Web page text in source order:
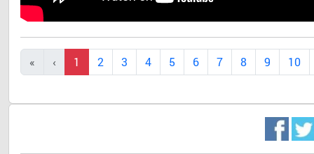
1 2 3 4 5 6 7 8 9 10